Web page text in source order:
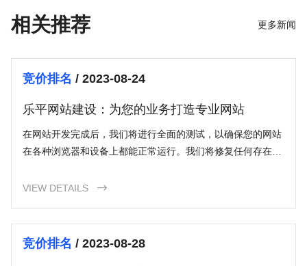
相关推荐 更多新闻
竞价排名/ 2023-08-24
乐平网站建设：为您的业务打造专业网站
在网站开发完成后，我们将进行全面的测试，以确保您的网站
在各种浏览器和设备上都能正常运行。我们将修复任何存在的
VIEW DETAILS

竞价排名/ 2023-08-28